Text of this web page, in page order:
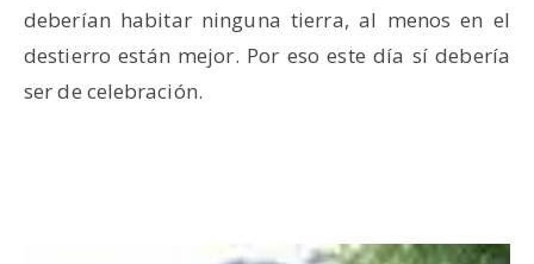
deberían habitar ninguna tierra, al menos en el
destierro están mejor. Por eso este día sí debería
ser de celebración.